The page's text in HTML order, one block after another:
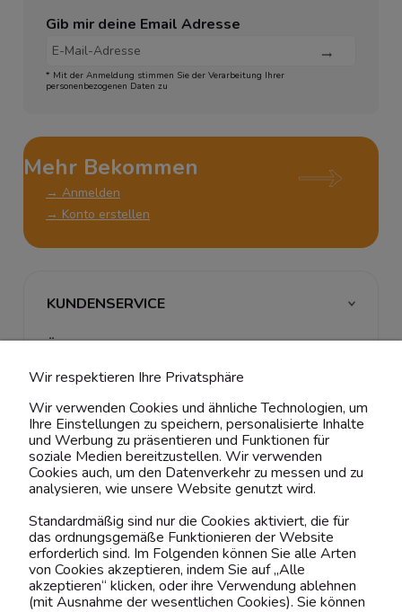
Gib mir deine Email Adresse
* Mit der Anmeldung stimmen Sie der Verarbeitung Ihrer
personenbezogenen Daten zu
Mehr Bekommen
→ Anmelden
→ Konto erstellen
Kontaktiere uns!
0151 12200811
shop@yourhouse24.eu
Mo. - Fr. 07:00-15:00
KUNDENSERVICE
ÜBER UNS & RECHTLICHES
MEIN ACCOUNT
BELIEBTE KATEGORIEN
Wir respektieren Ihre Privatsphäre
Wir verwenden Cookies und ähnliche Technologien, um
Ihre Einstellungen zu speichern, personalisierte Inhalte
und Werbung zu präsentieren und Funktionen für
soziale Medien bereitzustellen. Wir verwenden
Cookies auch, um den Datenverkehr zu messen und zu
analysieren, wie unsere Website genutzt wird.
Standardmäßig sind nur die Cookies aktiviert, die für
das ordnungsgemäße Funktionieren der Website
erforderlich sind. Im Folgenden können Sie alle Arten
von Cookies akzeptieren, indem Sie auf „Alle
akzeptieren“ klicken, oder ihre Verwendung ablehnen
(mit Ausnahme der wesentlichen Cookies). Sie können